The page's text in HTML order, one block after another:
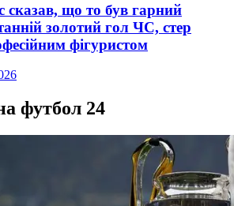
сказав, що то був гарний
золотий гол ЧС, стер
фігуристом
футбол 24